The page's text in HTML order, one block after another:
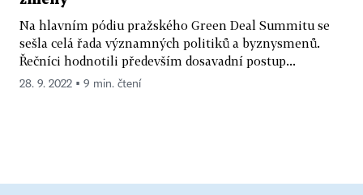
Na hlavním pódiu pražského Green Deal Summitu se
sešla celá řada významných politiků a byznysmenů.
Řečníci hodnotili především dosavadní postup...
28. 9. 2022 ▪ 9 min. čtení